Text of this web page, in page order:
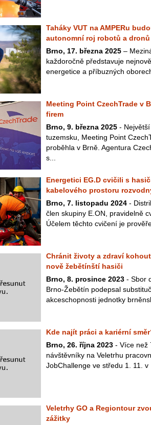
Taháky VUT na AMPERu
autonomní roj robotů a dronů
Brno, 17. března 2025 –
každoročně představuje
energetice a příbuzných
Meeting Point CzechTrade v
firem
Brno, 9. března 2025 -
tuzemsku, Meeting Point
proběhla v Brně. Agentura
s...
Energetici EG.D cvičili s
kabelového prostoru
Brno, 7. listopadu 2024 -
člen skupiny E.ON, pravidelně
Účelem těchto cvičení je
Chránit životy a zdraví
nově žebětínští hasiči
Brno, 8. prosince 2023 - Sbor
Brno-Žebětín podepsal
akceschopnosti jednotky
Kde najít práci a kariérní
Brno, 26. října 2023 - Více než
návštěvníky na Veletrhu
JobChallenge ve středu 1. 11.
Veletrhy GO a Regiontour
zážitky